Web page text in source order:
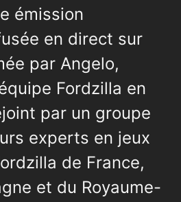
émission
en direct sur
par Angelo,
Fordzilla en
par un groupe
experts en jeux
de France,
et du Royaume-